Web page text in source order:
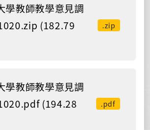
學教師教學意見調
(182.79
.zip
學教師教學意見調
(194.28
.pdf